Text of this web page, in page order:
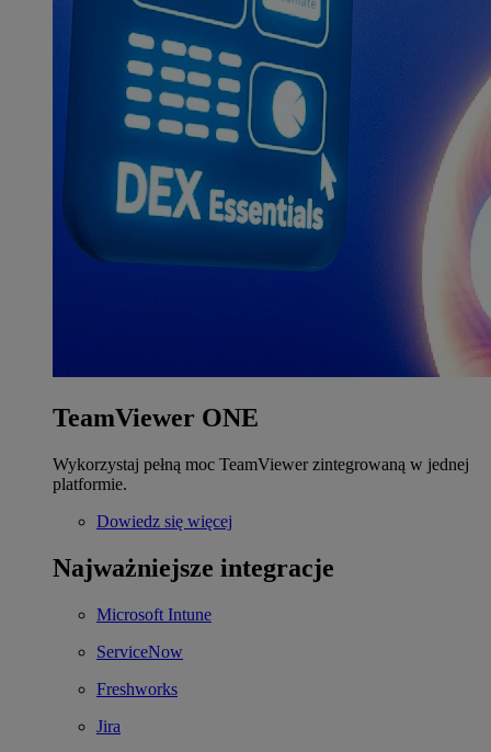
TeamViewer ONE
Wykorzystaj pełną moc TeamViewer zintegrowaną w jednej
platformie.
Dowiedz się więcej
Najważniejsze integracje
Microsoft Intune
ServiceNow
Freshworks
Jira